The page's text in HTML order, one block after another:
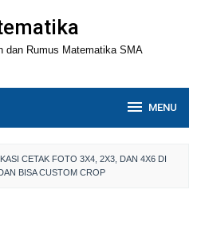
dan Rumus Matematika SMA
MENU
CETAK FOTO 3X4, 2X3, DAN 4X6 DI
BISA CUSTOM CROP